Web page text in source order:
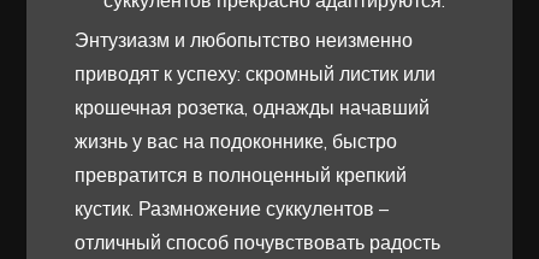
Энтузиазм и любопытство неизменно
приводят к успеху: скромный листик или
крошечная розетка, однажды начавший
жизнь у вас на подоконнике, быстро
превратится в полноценный крепкий
кустик. Размножение суккулентов –
отличный способ почувствовать радость